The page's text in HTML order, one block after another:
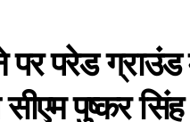
पर परेड
पुष्कर सिंह